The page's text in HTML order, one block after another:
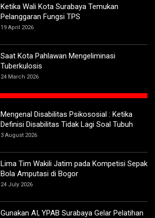
Ketika Wali Kota Surabaya Temukan
Pelanggaran Fungsi TPS
19 April 2026
Saat Kota Pahlawan Mengeliminasi
Tuberkulosis
24 March 2026
Mengenal Disabilitas Psikososial : Ketika
Definisi Disabilitas Tidak Lagi Soal Tubuh
3 August 2026
Lima Tim Wakili Jatim pada Kompetisi Sepak
Bola Amputasi di Bogor
24 July 2026
Gunakan AI, YPAB Surabaya Gelar Pelatihan